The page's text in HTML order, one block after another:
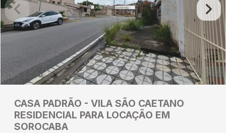
CASA PADRÃO - VILA SÃO CAETANO
RESIDENCIAL PARA LOCAÇÃO EM
SOROCABA